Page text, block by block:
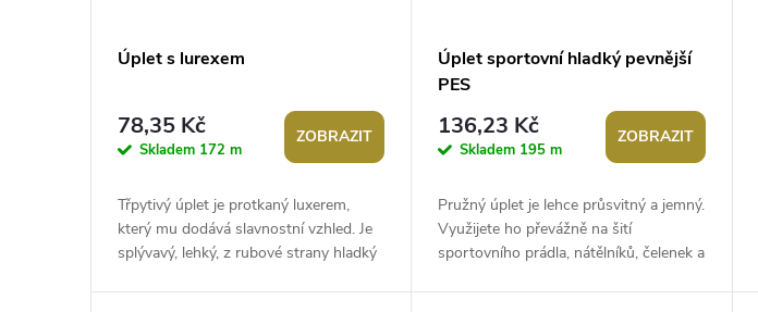
Úplet s lurexem
78,35 Kč
Skladem 172 m
ZOBRAZIT
Třpytivý úplet je protkaný luxerem,
který mu dodává slavnostní vzhled. Je
splývavý, lehký, z rubové strany hladký
Úplet sportovní hladký pevnější
PES
136,23 Kč
Skladem 195 m
ZOBRAZIT
Pružný úplet je lehce průsvitný a jemný.
Využijete ho převážně na šití
sportovního prádla, nátělníků, čelenek a